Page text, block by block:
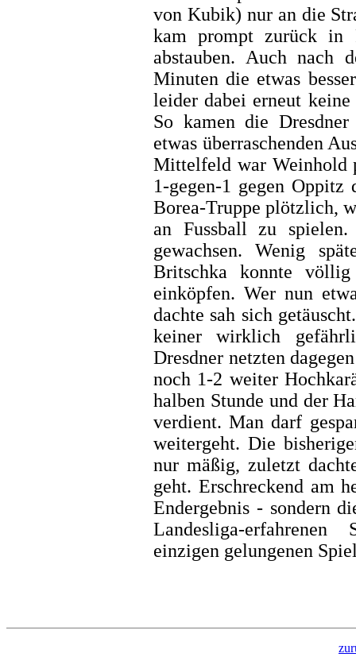
von Kubik) nur an die
kam prompt zurück in
abstauben. Auch nach
Minuten die etwas
leider dabei erneut
So kamen die
etwas überraschenden
Mittelfeld war Weinhold
1-gegen-1 gegen
Borea-Truppe plötzlich,
an Fussball zu
gewachsen. Wenig
Britschka konnte völlig
einköpfen. Wer nun
dachte sah sich
keiner wirklich
Dresdner netzten
noch 1-2 weiter
halben Stunde und der
verdient. Man darf
weitergeht. Die
nur mäßig, zuletzt
geht. Erschreckend am
Endergebnis - sondern
Landesliga-
einzigen gelungenen